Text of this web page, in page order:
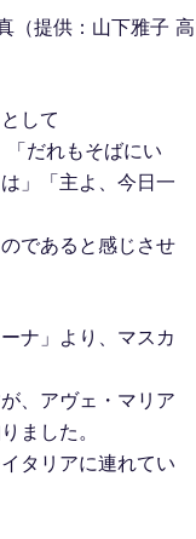
（提供：山下雅子
して
「だれもそばにい
」「主よ、今日一
であると感じさせ
ナ」より、マスカ
、アヴェ・マリア
ました。
タリアに連れてい